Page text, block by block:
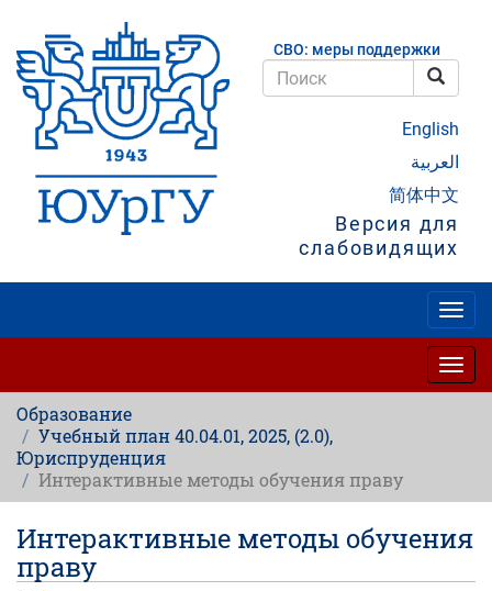
основному
содержанию
СВО: меры поддержки
English
العربية
简体中文
Версия для
слабовидящих
Образование
Учебный план 40.04.01, 2025, (2.0),
Юриспруденция
Интерактивные методы обучения праву
Интерактивные методы обучения
праву